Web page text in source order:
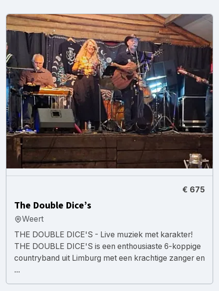
€ 675
The Double Dice’s
Weert
THE DOUBLE DICE'S - Live muziek met karakter!
THE DOUBLE DICE'S is een enthousiaste 6-koppige
countryband uit Limburg met een krachtige zanger en
...